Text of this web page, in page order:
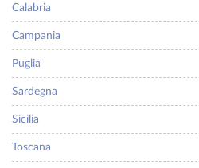
Calabria
Campania
Puglia
Sardegna
Sicilia
Toscana